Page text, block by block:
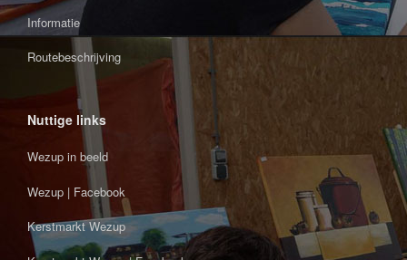
Informatie
Routebeschrijving
Nuttige links
Wezup in beeld
Wezup | Facebook
Kerstmarkt Wezup